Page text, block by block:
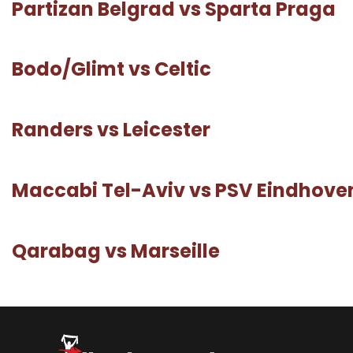
Partizan Belgrad vs Sparta Praga
Bodo/Glimt vs Celtic
Randers vs Leicester
Maccabi Tel-Aviv vs PSV
Qarabag vs Marseille